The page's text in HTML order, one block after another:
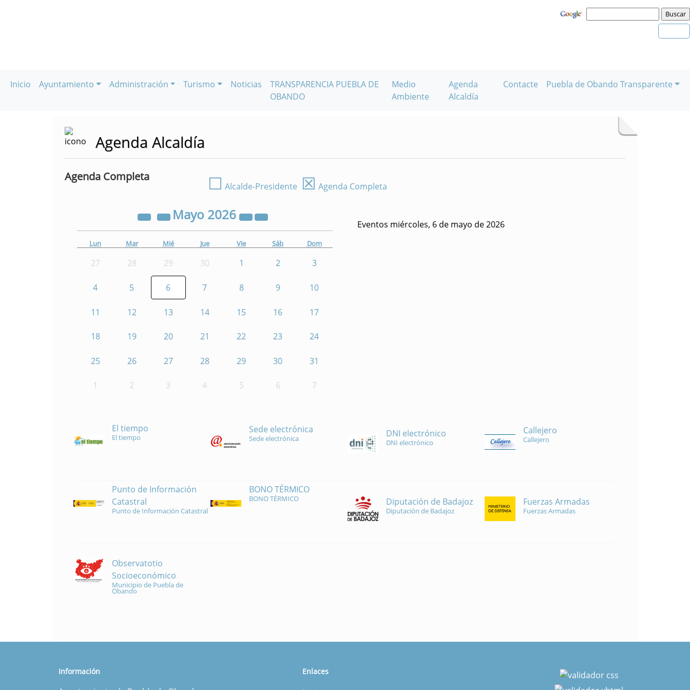
Inicio Ayuntamiento Administración Turismo Noticias
TRANSPARENCIA PUEBLA DE
OBANDO
Medio
Ambiente
Agenda
Alcaldía
Contacte Puebla de Obando Transparente
Agenda Alcaldía
Agenda Completa ☐ Alcalde-Presidente ☒ Agenda Completa
Mayo 2026
Lun Mar Mié Jue Vie Sáb Dom
27 28 29 30 1 2 3
4 5 6 7 8 9 10
11 12 13 14 15 16 17
18 19 20 21 22 23 24
25 26 27 28 29 30 31
1 2 3 4 5 6 7
Eventos miércoles, 6 de mayo de 2026
El tiempo
El tiempo
Sede electrónica
Sede electrónica DNI electrónico
DNI electrónico
Callejero
Callejero
Punto de Información
Catastral
Punto de Información Catastral
BONO TÉRMICO
BONO TÉRMICO Diputación de Badajoz
Diputación de Badajoz
Fuerzas Armadas
Fuerzas Armadas
Observatotio
Socioeconómico
Municipio de Puebla de
Obando
Información Enlaces